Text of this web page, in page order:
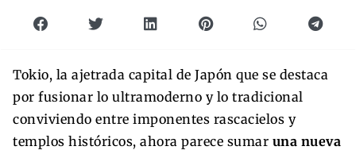
Tokio, la ajetrada capital de Japón que se destaca
por fusionar lo ultramoderno y lo tradicional
conviviendo entre imponentes rascacielos y
templos históricos, ahora parece sumar una nueva